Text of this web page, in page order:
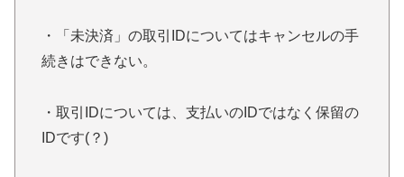
・「未決済」の取引IDについてはキャンセルの手
続きはできない。
・取引IDについては、支払いのIDではなく保留の
IDです(？)